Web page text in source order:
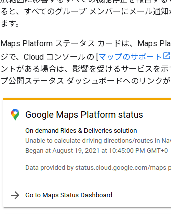
ると、すべてのグループ メンバーにメール通
ます。
Maps Platform ステータス カードは、Maps
ジで、Cloud コンソールの [マップのサポート
ントがある場合は、影響を受けるサービスを
プ公開ステータス ダッシュボードへのリンクが